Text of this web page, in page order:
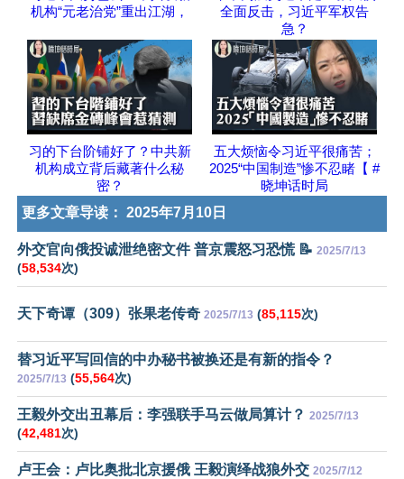
机构“元老治党”重出江湖，
全面反击，习近平军权告
急？
习的下台阶铺好了？中共新
机构成立背后藏著什么秘
密？
五大烦恼令习近平很痛苦；
2025“中国制造”惨不忍睹【 #
晓坤话时局
更多文章导读： 2025年7月10日
外交官向俄投诚泄绝密文件 普京震怒习恐慌 📝 2025/7/13
(58,534次)
天下奇谭（309）张果老传奇 2025/7/13 (85,115次)
替习近平写回信的中办秘书被换还是有新的指令？
2025/7/13 (55,564次)
王毅外交出丑幕后：李强联手马云做局算计？ 2025/7/13
(42,481次)
卢王会：卢比奥批北京援俄 王毅演绎战狼外交 2025/7/12